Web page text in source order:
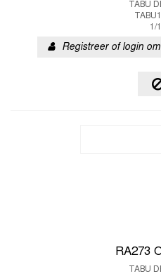
TABU
1/
Registreer of login
RA273
TABU